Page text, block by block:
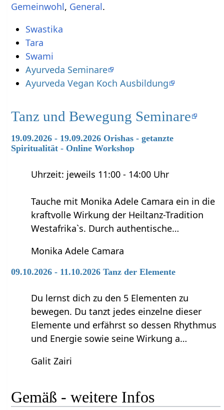
,
.
Swastika
Tara
Swami
Ayurveda Seminare
Ayurveda Vegan Koch Ausbildung
Tanz und Bewegung Seminare
19.09.2026 - 19.09.2026 Orishas - getanzte
Spiritualität - Online Workshop
Uhrzeit: jeweils 11:00 - 14:00 Uhr
Tauche mit Monika Adele Camara ein in die
kraftvolle Wirkung der Heiltanz-Tradition
Westafrika`s. Durch authentische…
Monika Adele Camara
09.10.2026 - 11.10.2026 Tanz der Elemente
Du lernst dich zu den 5 Elementen zu
bewegen. Du tanzt jedes einzelne dieser
Elemente und erfährst so dessen Rhythmus
und Energie sowie seine Wirkung a…
Galit Zairi
Gemäß‏‎ - weitere Infos